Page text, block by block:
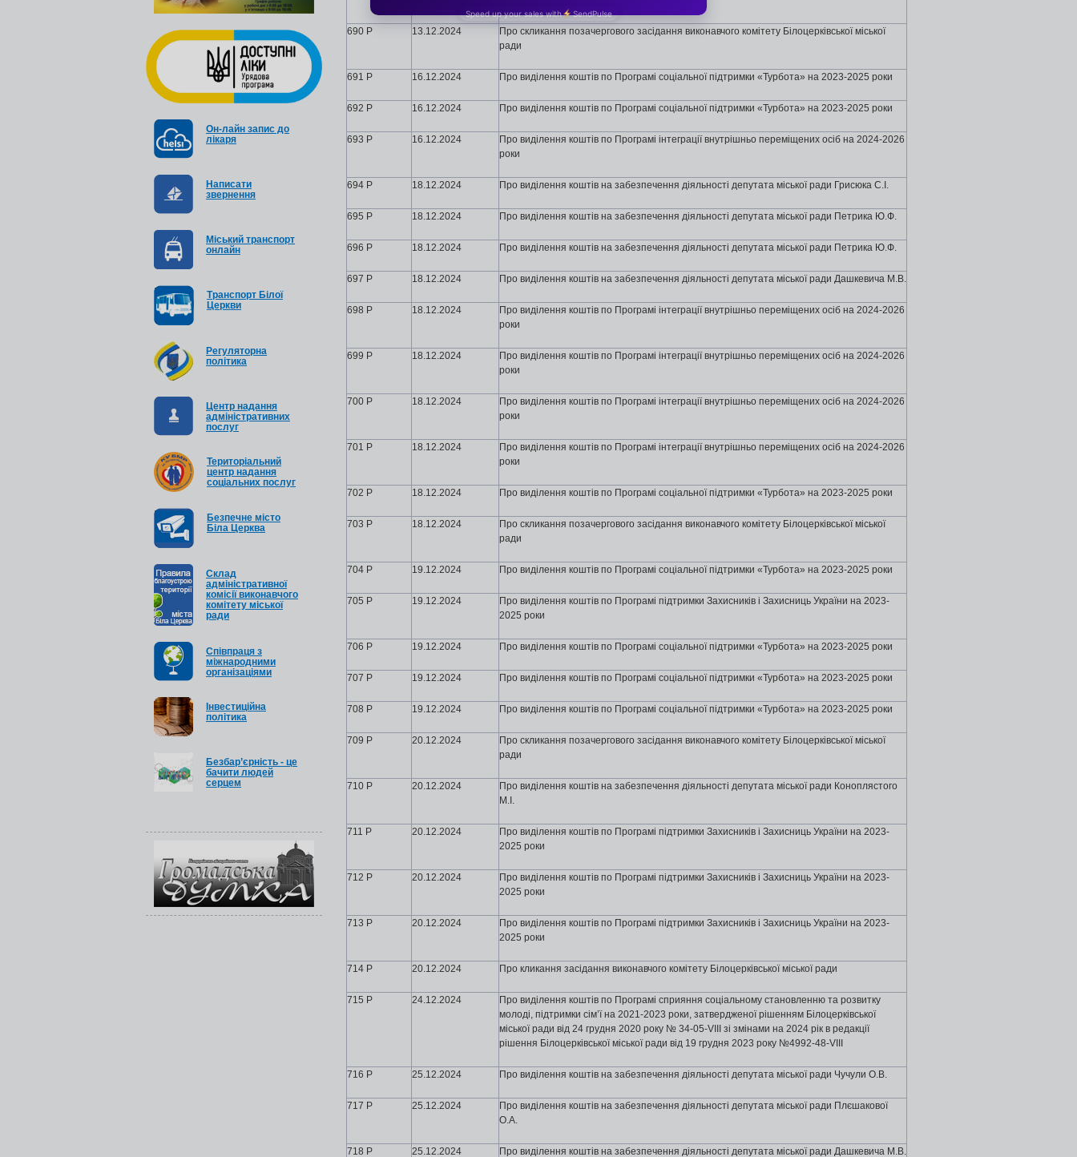
Он-лайн запис до
лікаря
Написати
звернення
Міський транспорт
онлайн
Транспорт Білої
Церкви
Регуляторна
політика
Центр надання
адміністративних
послуг
Територіальний
центр надання
соціальних послуг
Безпечне місто
Біла Церква
Cклад
адміністративної
комісії виконавчого
комітету міської
ради
Співпраця з
міжнародними
організаціями
Інвестиційна
політика
Безбар’єрність - це
бачити людей
серцем
690 Р 13.12.2024
Про скликання позачергового засідання виконавчого комітету Бiлоцеpкiвської міської
ради
691 Р 16.12.2024 Про виділення коштів по Програмі соціальної підтримки «Турбота» на 2023-2025 роки
692 Р 16.12.2024 Про виділення коштів по Програмі соціальної підтримки «Турбота» на 2023-2025 роки
693 Р 16.12.2024
Про виділення коштів по Програмі інтеграції внутрішньо переміщених осіб на 2024-2026
роки
694 Р 18.12.2024 Про виділення коштів на забезпечення діяльності депутата міської ради Грисюка С.І.
695 Р 18.12.2024 Про виділення коштів на забезпечення діяльності депутата міської ради Петрика Ю.Ф.
696 Р 18.12.2024 Про виділення коштів на забезпечення діяльності депутата міської ради Петрика Ю.Ф.
697 Р 18.12.2024 Про виділення коштів на забезпечення діяльності депутата міської ради Дашкевича М.В.
698 Р 18.12.2024
Про виділення коштів по Програмі інтеграції внутрішньо переміщених осіб на 2024-2026
роки
699 Р 18.12.2024
Про виділення коштів по Програмі інтеграції внутрішньо переміщених осіб на 2024-2026
роки
700 Р 18.12.2024
Про виділення коштів по Програмі інтеграції внутрішньо переміщених осіб на 2024-2026
роки
701 Р 18.12.2024
Про виділення коштів по Програмі інтеграції внутрішньо переміщених осіб на 2024-2026
роки
702 Р 18.12.2024 Про виділення коштів по Програмі соціальної підтримки «Турбота» на 2023-2025 роки
703 Р 18.12.2024
Про скликання позачергового засідання виконавчого комітету Бiлоцеpкiвської міської
ради
704 Р 19.12.2024 Про виділення коштів по Програмі соціальної підтримки «Турбота» на 2023-2025 роки
705 Р 19.12.2024
Про виділення коштів по Програмі підтримки Захисників і Захисниць України на 2023-
2025 роки
706 Р 19.12.2024 Про виділення коштів по Програмі соціальної підтримки «Турбота» на 2023-2025 роки
707 Р 19.12.2024 Про виділення коштів по Програмі соціальної підтримки «Турбота» на 2023-2025 роки
708 Р 19.12.2024 Про виділення коштів по Програмі соціальної підтримки «Турбота» на 2023-2025 роки
709 Р 20.12.2024
Про скликання позачергового засідання виконавчого комітету Бiлоцеpкiвської міської
ради
710 Р 20.12.2024
Про виділення коштів на забезпечення діяльності депутата міської ради Коноплястого
М.І.
711 Р 20.12.2024
Про виділення коштів по Програмі підтримки Захисників і Захисниць України на 2023-
2025 роки
712 Р 20.12.2024
Про виділення коштів по Програмі підтримки Захисників і Захисниць України на 2023-
2025 роки
713 Р 20.12.2024
Про виділення коштів по Програмі підтримки Захисників і Захисниць України на 2023-
2025 роки
714 Р 20.12.2024 Про кликання засідання виконавчого комітету Бiлоцеpкiвської міської ради
715 Р 24.12.2024
Про виділення коштів по Програмі сприяння соціальному становленню та розвитку
молоді, підтримки сім’ї на 2021-2023 роки, затвердженої рішенням Білоцерківської
міської ради від 24 грудня 2020 року № 34-05-VIII зі змінами на 2024 рік в редакції
рішення Білоцерківської міської ради від 19 грудня 2023 року №4992-48-VІІІ
716 Р 25.12.2024 Про виділення коштів на забезпечення діяльності депутата міської ради Чучули О.В.
717 Р 25.12.2024
Про виділення коштів на забезпечення діяльності депутата міської ради Плєшакової
О.А.
718 Р 25.12.2024 Про виділення коштів на забезпечення діяльності депутата міської ради Дашкевича М.В.